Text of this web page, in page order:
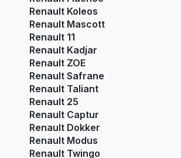
Renault Koleos
Renault Mascott
Renault 11
Renault Kadjar
Renault ZOE
Renault Safrane
Renault Taliant
Renault 25
Renault Captur
Renault Dokker
Renault Modus
Renault Twingo